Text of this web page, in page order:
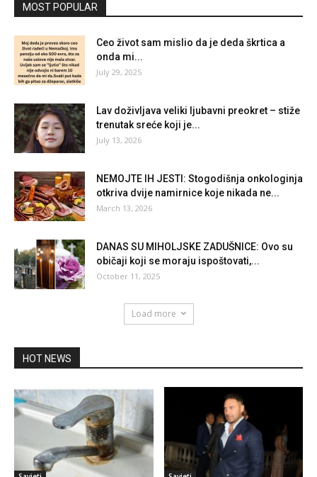
MOST POPULAR
Ceo život sam mislio da je deda škrtica a
onda mi...
July 29, 2025
Lav doživljava veliki ljubavni preokret – stiže
trenutak sreće koji je...
July 13, 2026
NEMOJTE IH JESTI: Stogodišnja onkologinja
otkriva dvije namirnice koje nikada ne...
March 13, 2026
DANAS SU MIHOLJSKE ZADUŠNICE: Ovo su
običaji koji se moraju ispoštovati,...
October 11, 2025
Load more
HOT NEWS